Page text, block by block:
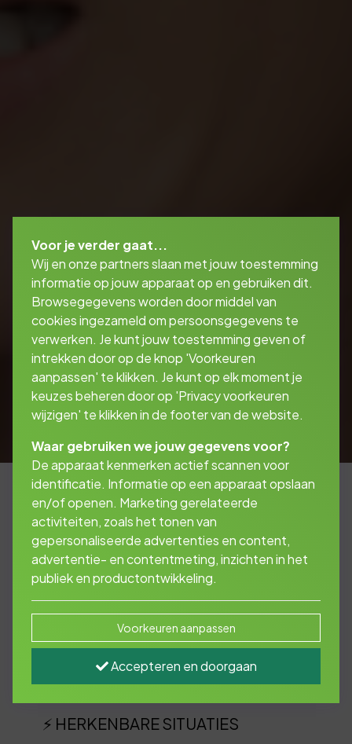
Voorkom hoge kosten
bij schade aan anderen.
Een ongeluk zit in een klein hoekje. De kosten
kunnen oplopen tot duizenden euro’s.
Met een aansprakelijkheidsverzekering bent u
beschermd tegen onverwachte financiële
risico’s.
⚡ HERKENBARE SITUATIES
Voor je verder gaat...
Wij en onze partners slaan met jouw toestemming
informatie op jouw apparaat op en gebruiken dit.
Browsegegevens worden door middel van
cookies ingezameld om persoonsgegevens te
verwerken. Je kunt jouw toestemming geven of
intrekken door op de knop 'Voorkeuren
aanpassen' te klikken. Je kunt op elk moment je
keuzes beheren door op 'Privacy voorkeuren
wijzigen' te klikken in de footer van de website.
Waar gebruiken we jouw gegevens voor?
De apparaat kenmerken actief scannen voor
identificatie. Informatie op een apparaat opslaan
en/of openen. Marketing gerelateerde
activiteiten, zoals het tonen van
gepersonaliseerde advertenties en content,
advertentie- en contentmeting, inzichten in het
publiek en productontwikkeling.
Voorkeuren aanpassen
Accepteren en doorgaan